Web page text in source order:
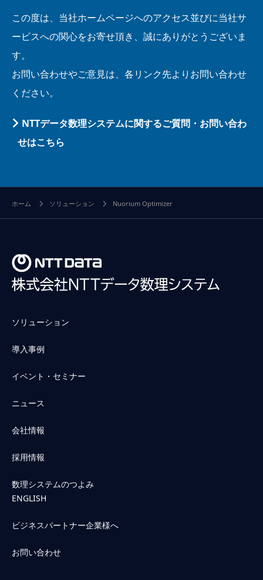
この度は、当社ホームページへのアクセス並びに当社サ
ービスへの関心をお寄せ頂き、誠にありがとうございま
す。
お問い合わせやご意見は、各リンク先よりお問い合わせ
ください。
NTTデータ数理システムに関するご質問・お問い合わ
せはこちら
ホーム ソリューション Nuorium Optimizer
ソリューション
導入事例
イベント・セミナー
ニュース
会社情報
採用情報
数理システムのつよみ
ENGLISH
ビジネスパートナー企業様へ
お問い合わせ